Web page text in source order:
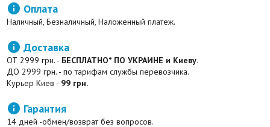
 Оплата
Наличный, Безналичный, Наложенный платеж.
 Доставка
ОТ 2999 грн. - БЕСПЛАТНО* ПО УКРАИНЕ и Киеву.
ДО 2999 грн. - по тарифам службы перевозчика.
Курьер Киев - 99 грн.
 Гарантия
14 дней -обмен/возврат без вопросов.